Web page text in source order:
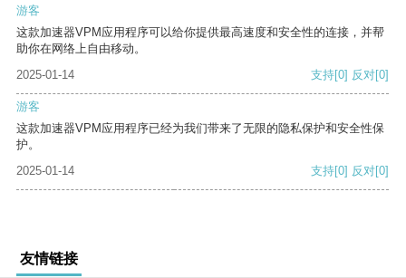
游客
这款加速器VPM应用程序可以给你提供最高速度和安全性的连接，并帮
助你在网络上自由移动。
2025-01-14
支持[0] 反对[0]
游客
这款加速器VPM应用程序已经为我们带来了无限的隐私保护和安全性保
护。
2025-01-14
支持[0] 反对[0]
友情链接